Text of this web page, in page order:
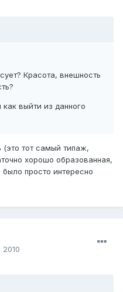
Красота, внешность
выйти из данного
(это тот самый типаж,
хорошо образованная,
просто интересно
2010